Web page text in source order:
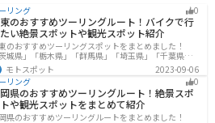
リング 0
のおすすめツーリングルート！バイクで行
い絶景スポットや観光スポット紹介
のおすすめツーリングスポットをまとめました！
茨城県」「栃木県」「群馬県」「埼玉県」「千葉県」
京都」「神奈川県」の各県の観光地紹介します。自
かな山々や湖、温泉地が点在し、四季折々の景色を
めるスポットが多数あります。バイクで関東にツー
グに行く際は参考にしてください。
モトスポット
2023-09-06
リング
0
県のおすすめツーリングルート！絶景スポ
や観光スポットをまとめて紹介
県のおすすめツーリングルートをまとめました！